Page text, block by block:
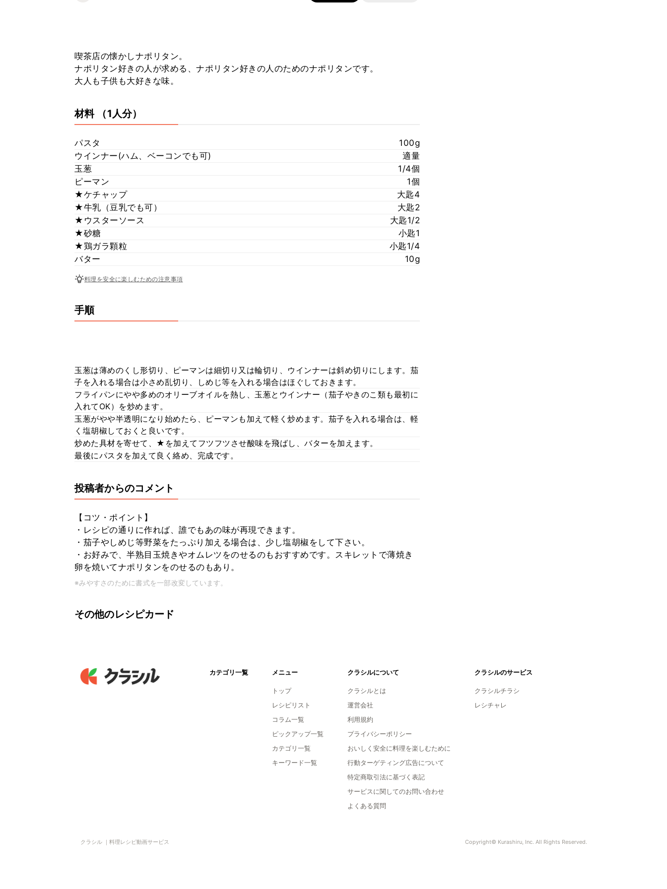
喫茶店の懐かしナポリタン。
ナポリタン好きの人が求める、ナポリタン好きの人のためのナポリタンです。
大人も子供も大好きな味。
材料 （1人分）
パスタ
100g
ウインナー(ハム、ベーコンでも可)
適量
玉葱
1/4個
ピーマン
1個
★ケチャップ
大匙4
★牛乳（豆乳でも可）
大匙2
★ウスターソース
大匙1/2
★砂糖
小匙1
★鶏ガラ顆粒
小匙1/4
バター
10g
料理を安全に楽しむための注意事項
手順
玉葱は薄めのくし形切り、ピーマンは細切り又は輪切り、ウインナーは斜め切りにします。茄
子を入れる場合は小さめ乱切り、しめじ等を入れる場合はほぐしておきます。
フライパンにやや多めのオリーブオイルを熱し、玉葱とウインナー（茄子やきのこ類も最初に
入れてOK）を炒めます。
玉葱がやや半透明になり始めたら、ピーマンも加えて軽く炒めます。茄子を入れる場合は、軽
く塩胡椒しておくと良いです。
炒めた具材を寄せて、★を加えてフツフツさせ酸味を飛ばし、バターを加えます。
最後にパスタを加えて良く絡め、完成です。
投稿者からのコメント
【コツ・ポイント】
・レシピの通りに作れば、誰でもあの味が再現できます。
・茄子やしめじ等野菜をたっぷり加える場合は、少し塩胡椒をして下さい。
・お好みで、半熟目玉焼きやオムレツをのせるのもおすすめです。スキレットで薄焼き
卵を焼いてナポリタンをのせるのもあり。
※みやすさのために書式を一部改変しています。
その他のレシピカード
カテゴリ一覧 メニュー
トップ
レシピリスト
コラム一覧
ピックアップ一覧
カテゴリ一覧
キーワード一覧
クラシルについて
クラシルとは
運営会社
利用規約
プライバシーポリシー
おいしく安全に料理を楽しむために
行動ターゲティング広告について
特定商取引法に基づく表記
サービスに関してのお問い合わせ
よくある質問
クラシルのサービス
クラシルチラシ
レシチャレ
クラシル ｜料理レシピ動画サービス Copyright© Kurashiru, Inc. All Rights Reserved.